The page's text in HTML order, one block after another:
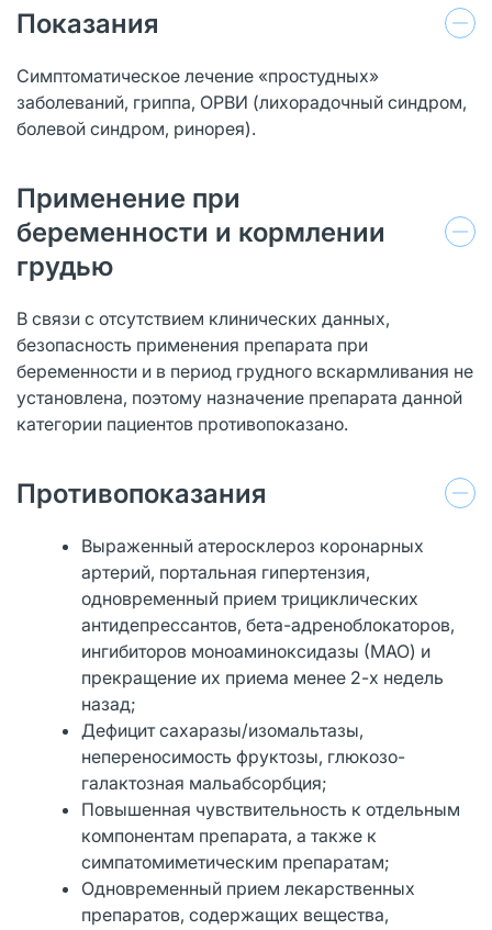
Показания
Симптоматическое лечение «простудных»
заболеваний, гриппа, ОРВИ (лихорадочный синдром,
болевой синдром, ринорея).
Применение при
беременности и кормлении
грудью
В связи с отсутствием клинических данных,
безопасность применения препарата при
беременности и в период грудного вскармливания не
установлена, поэтому назначение препарата данной
категории пациентов противопоказано.
Противопоказания
Выраженный атеросклероз коронарных
артерий, портальная гипертензия,
одновременный прием трициклических
антидепрессантов, бета-адреноблокаторов,
ингибиторов моноаминоксидазы (МАО) и
прекращение их приема менее 2-х недель
назад;
Дефицит сахаразы/изомальтазы,
непереносимость фруктозы, глюкозо-
галактозная мальабсорбция;
Повышенная чувствительность к отдельным
компонентам препарата, а также к
симпатомиметическим препаратам;
Одновременный прием лекарственных
препаратов, содержащих вещества,